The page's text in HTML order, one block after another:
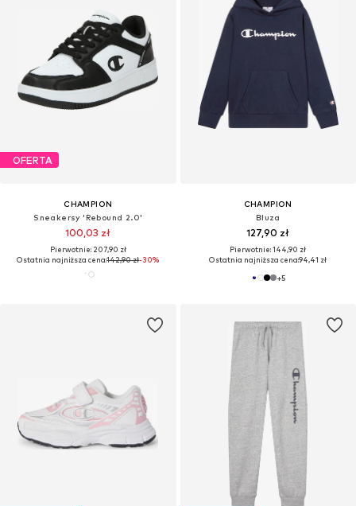
OFERTA
CHAMPION
Sneakersy 'Rebound 2.0'
100,03 zł
Pierwotnie: 207,90 zł
Ostatnia najniższa cena:142,90 zł-30%
CHAMPION
Bluza
127,90 zł
Pierwotnie: 144,90 zł
Ostatnia najniższa cena:94,41 zł
+5